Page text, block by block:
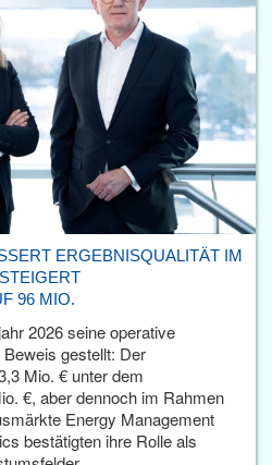
ERGEBNISQUALITÄT IM
96 MIO.
2026 seine operative
gestellt: Der
Mio. € unter dem
€, aber dennoch im Rahmen
Energy Management
bestätigten ihre Rolle als